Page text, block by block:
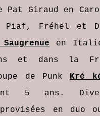
Pat Giraud en
Piaf, Fréhel et
en
et dans la
de Punk Kré
5 ans.
en duo